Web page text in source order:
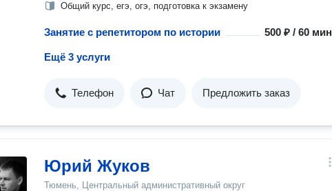
Общий курс, егэ, огэ, подготовка к экзамену
Занятие с репетитором по истории 500 ₽ / 60 мин
Ещё 3 услуги
Телефон Чат Предложить заказ
Юрий Жуков
Тюмень, Центральный административный округ